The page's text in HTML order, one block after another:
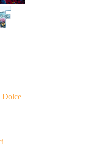
Dolce